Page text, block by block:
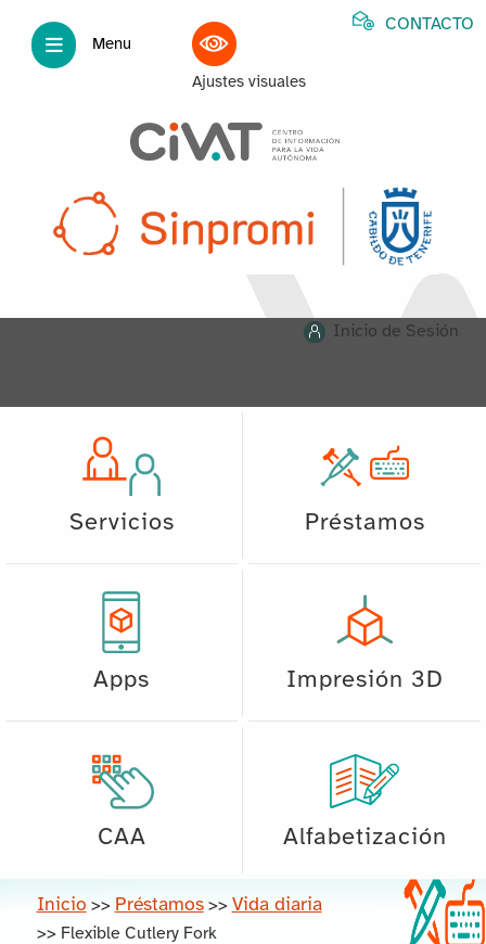
Menu
Ajustes visuales
CONTACTO
Inicio de Sesión
Servicios Préstamos
Apps Impresión 3D
CAA Alfabetización
Inicio >> Préstamos >> Vida diaria
>> Flexible Cutlery Fork